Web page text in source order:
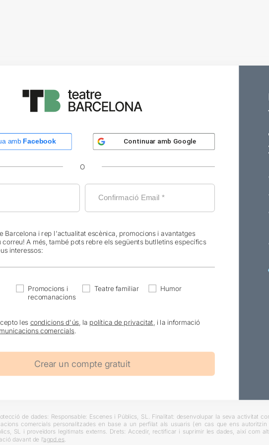
amb Facebook Continuar amb Google
O
Barcelona i rep l'actualitat escènica, promocions i avantatges
correu! A més, també pots rebre els següents butlletins específics
interessos:
Promocions i
recomanacions
Teatre familiar Humor
les condicions d'ús , la política de privacitat , i la informació
comercials.
de dades: Responsable: Escenes i Públics, SL. Finalitat: desenvolupar la seva activitat
comercials personalitzades en base a un perfilat als usuaris (en cas que ens autoritzin
SL i proveïdors legitimats externs. Drets: Accedir, rectificar i suprimir les dades, així com
davant de l’agpd.es